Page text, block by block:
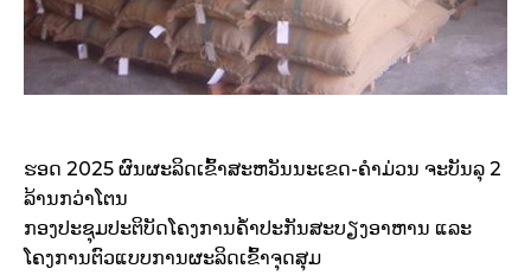
ຮອດ 2025 ຜົນຜະລິດເຂົ້າສະຫວັນນະເຂດ-ຄຳມ່ວນ ຈະບັນລຸ 2
ລ້ານກວ່າໂຕນ
ກອງປະຊຸມປະຕິບັດໂຄງການຄ້ຳປະກັນສະບຽງອາຫານ ແລະ
ໂຄງການຕົວແບບການຜະລິດເຂົ້າຈຸດສຸມ